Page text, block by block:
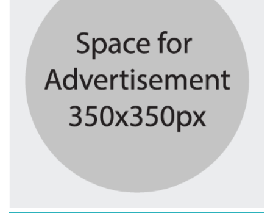
যে ৭ অভ্যাস আপনার হৃদরোগের...
রাষ্ট্রপতি নির্বাচন ২০ আগস্ট